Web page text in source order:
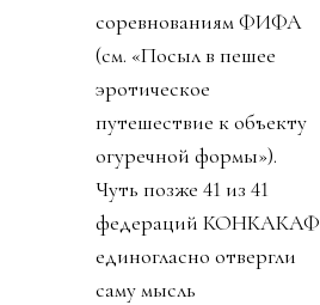
соревнованиям ФИФА
(см. «Посыл в пешее
эротическое
путешествие к объекту
огуречной формы»).
Чуть позже 41 из 41
федераций КОНКАКАФ
единогласно отвергли
саму мысль